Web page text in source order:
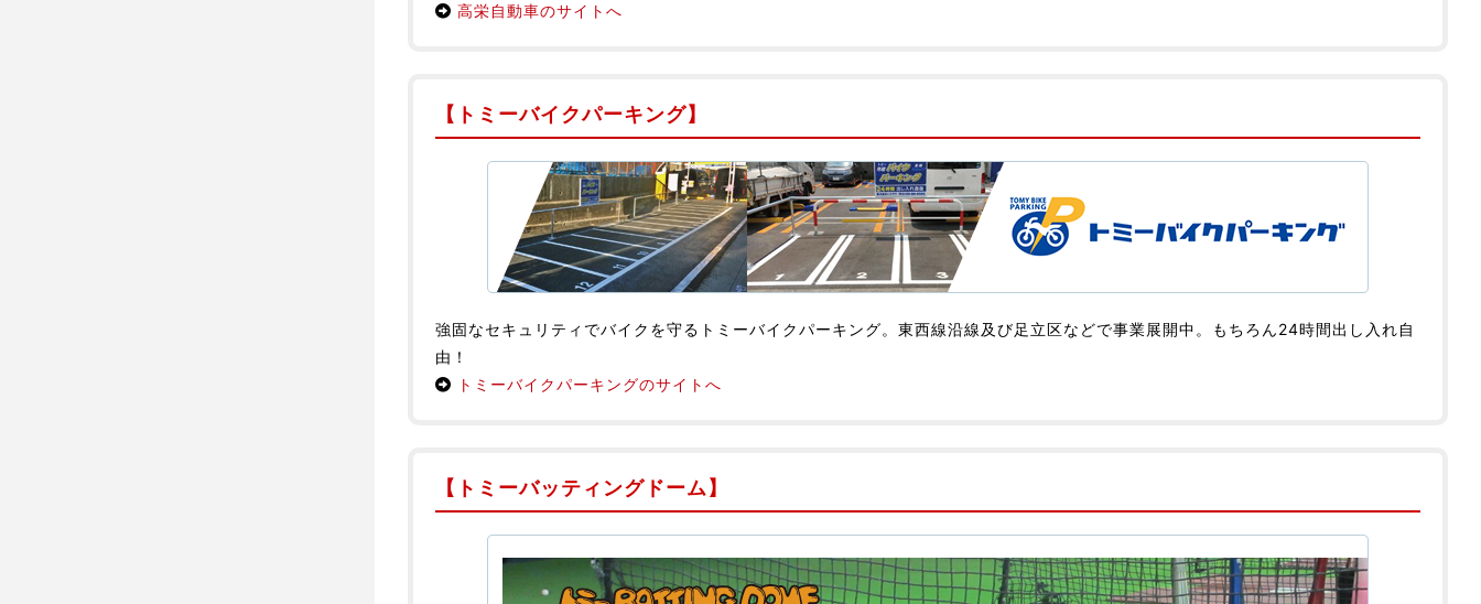
高栄自動車のサイトへ
【トミーバイクパーキング】
強固なセキュリティでバイクを守るトミーバイクパーキング。東西線沿線及び足立区などで事業展開中。もちろん24時間出し入れ自
由！
トミーバイクパーキングのサイトへ
【トミーバッティングドーム】